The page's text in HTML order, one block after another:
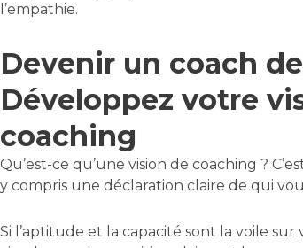
l’empathie.
Devenir un coach
Développez votre
coaching
Qu’est-ce qu’une vision de coaching ?
y compris une déclaration claire de qui
Si l’aptitude et la capacité sont la voile